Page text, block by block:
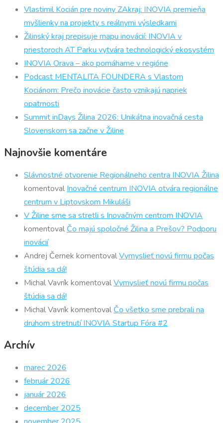
Vlastimil Kocián pre noviny ZAkraj: INOVIA premieňa
myšlienky na projekty s reálnymi výsledkami
Žilinský kraj prepisuje mapu inovácií: INOVIA v
priestoroch AT Parku vytvára technologický ekosystém
INOVIA Orava – ako pomáhame v regióne
Podcast MENTALITA FOUNDERA s Vlastom
Kociánom: Prečo inovácie často vznikajú napriek
opatrnosti
Summit inDays Žilina 2026: Unikátna inovačná cesta
Slovenskom sa začne v Žiline
Najnovšie komentáre
Slávnostné otvorenie Regionálneho centra INOVIA Žilina
komentoval Inovačné centrum INOVIA otvára regionálne
centrum v Liptovskom Mikuláši
V Žiline sme sa stretli s Inovačným centrom INOVIA
komentoval Čo majú spoločné Žilina a Prešov? Podporu
inovácií
Andrej Černek komentovalVymyslieť novú firmu počas
štúdia sa dá!
Michal Vavrík komentovalVymyslieť novú firmu počas
štúdia sa dá!
Michal Vavrík komentoval Čo všetko sme prebrali na
druhom stretnutí INOVIA Startup Fóra #2
Archív
marec 2026
február 2026
január 2026
december 2025